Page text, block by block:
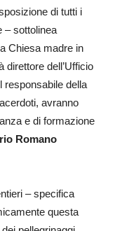
di tutti i
– sottolinea
Chiesa madre in
direttore dell’Ufficio
responsabile della
avranno
e di formazione
Romano
– specifica
questa